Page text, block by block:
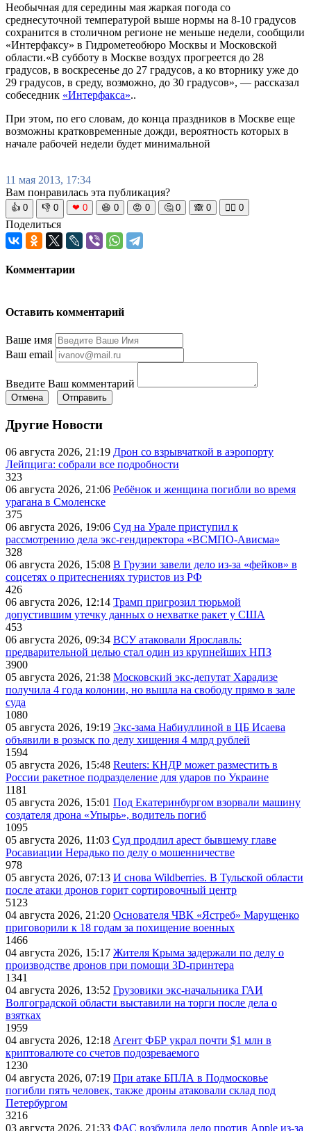
Необычная для середины мая жаркая погода со
среднесуточной температурой выше нормы на 8-10 градусов
сохранится в столичном регионе не меньше недели, сообщили
«Интерфаксу» в Гидрометеобюро Москвы и Московской
области.«В субботу в Москве воздух прогреется до 28
градусов, в воскресенье до 27 градусов, а ко вторнику уже до
29 градусов, в среду, возможно, до 30 градусов», — рассказал
собеседник «Интерфакса»..
При этом, по его словам, до конца праздников в Москве еще
возможны кратковременные дожди, вероятность которых в
начале рабочей недели будет минимальной
11 мая 2013, 17:34
Вам понравилась эта публикация?
👍 0 👎 0 ❤ 0 😆 0 😡 0 🤔 0 🙈 0 🧘‍♀️ 0
Поделиться
Комментарии
Оставить комментарий
Ваше имя
Ваш email
Введите Ваш комментарий
Отмена Отправить
Другие Новости
06 августа 2026, 21:19 Дрон со взрывчаткой в аэропорту
Лейпцига: собрали все подробности
323
06 августа 2026, 21:06 Ребёнок и женщина погибли во время
урагана в Смоленске
375
06 августа 2026, 19:06 Суд на Урале приступил к
рассмотрению дела экс-гендиректора «ВСМПО-Ависма»
328
06 августа 2026, 15:08 В Грузии завели дело из-за «фейков» в
соцсетях о притеснениях туристов из РФ
426
06 августа 2026, 12:14 Трамп пригрозил тюрьмой
допустившим утечку данных о нехватке ракет у США
453
06 августа 2026, 09:34 ВСУ атаковали Ярославль:
предварительной целью стал один из крупнейших НПЗ
3900
05 августа 2026, 21:38 Московский экс-депутат Харадизе
получила 4 года колонии, но вышла на свободу прямо в зале
суда
1080
05 августа 2026, 19:19 Экс-зама Набиуллиной в ЦБ Исаева
объявили в розыск по делу хищения 4 млрд рублей
1594
05 августа 2026, 15:48 Reuters: КНДР может разместить в
России ракетное подразделение для ударов по Украине
1181
05 августа 2026, 15:01 Под Екатеринбургом взорвали машину
создателя дрона «Упырь», водитель погиб
1095
05 августа 2026, 11:03 Суд продлил арест бывшему главе
Росавиации Нерадько по делу о мошенничестве
978
05 августа 2026, 07:13 И снова Wildberries. В Тульской области
после атаки дронов горит сортировочный центр
5123
04 августа 2026, 21:20 Основателя ЧВК «Ястреб» Марущенко
приговорили к 18 годам за похищение военных
1466
04 августа 2026, 15:17 Жителя Крыма задержали по делу о
производстве дронов при помощи 3D‑принтера
1341
04 августа 2026, 13:52 Грузовики экс-начальника ГАИ
Волгоградской области выставили на торги после дела о
взятках
1959
04 августа 2026, 12:18 Агент ФБР украл почти $1 млн в
криптовалюте со счетов подозреваемого
1230
04 августа 2026, 07:19 При атаке БПЛА в Подмосковье
погибли пять человек, также дроны атаковали склад под
Петербургом
3216
03 августа 2026, 21:33 ФАС возбудила дело против Apple из-за